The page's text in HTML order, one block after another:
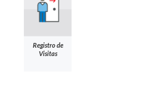
Registro de
Visitas